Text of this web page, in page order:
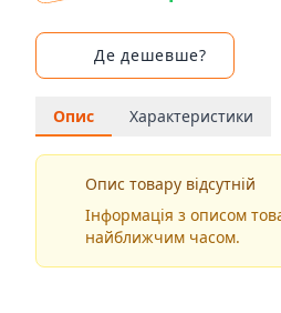
Де дешевше?
Опис Характеристики
Опис товару відсутній
Інформація з описом
найближчим часом.